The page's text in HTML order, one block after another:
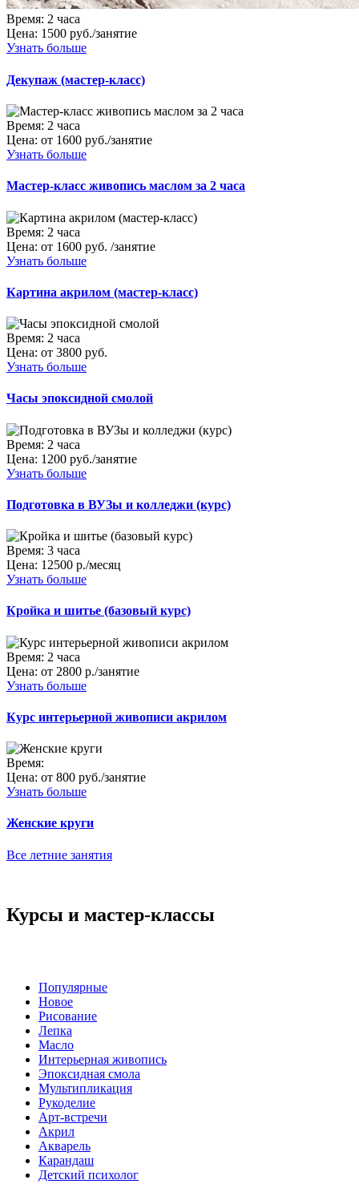
Время: 2 часа
Цена: 1500 руб./занятие
Узнать больше
Декупаж (мастер-класс)
Время: 2 часа
Цена: от 1600 руб./занятие
Узнать больше
Мастер-класс живопись маслом за 2 часа
Время: 2 часа
Цена: от 1600 руб. /занятие
Узнать больше
Картина акрилом (мастер-класс)
Время: 2 часа
Цена: от 3800 руб.
Узнать больше
Часы эпоксидной смолой
Время: 2 часа
Цена: 1200 руб./занятие
Узнать больше
Подготовка в ВУЗы и колледжи (курс)
Время: 3 часа
Цена: 12500 р./месяц
Узнать больше
Кройка и шитье (базовый курс)
Время: 2 часа
Цена: от 2800 р./занятие
Узнать больше
Курс интерьерной живописи акрилом
Время:
Цена: от 800 руб./занятие
Узнать больше
Женские круги
Все летние занятия
Курсы и мастер-классы
Популярные
Новое
Рисование
Лепка
Масло
Интерьерная живопись
Эпоксидная смола
Мультипликация
Рукоделие
Арт-встречи
Акрил
Акварель
Карандаш
Детский психолог